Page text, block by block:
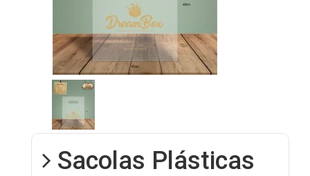
Sacolas Plásticas